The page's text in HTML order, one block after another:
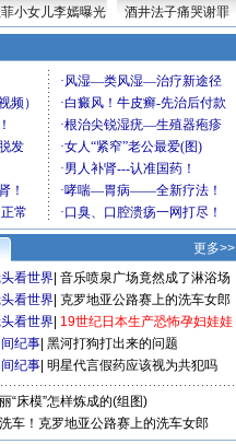
小女儿李嫣曝光 酒井法子痛哭谢罪
更多>>
看世界 音乐喷泉广场竟然成了淋浴场
看世界 克罗地亚公路赛上的洗车女郎
看世界 19世纪日本生产恐怖孕妇娃娃
间纪事 黑河打狗打出来的问题
间纪事 明星代言假药应该视为共犯吗
“床模”怎样炼成的(组图)
车！克罗地亚公路赛上的洗车女郎